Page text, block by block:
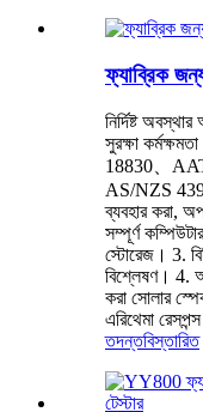
ফ্যাব্রিক
নির্দিষ্ট
সুরক্ষা
18830、
AS/NZS
ব্যবহার করা,
সম্পূর্ণ
স্টোরেজ। 3.
বিশ্লেষণ। 4.
করা সোলার
এরিথেমা
তদন্তবিস্তারিত